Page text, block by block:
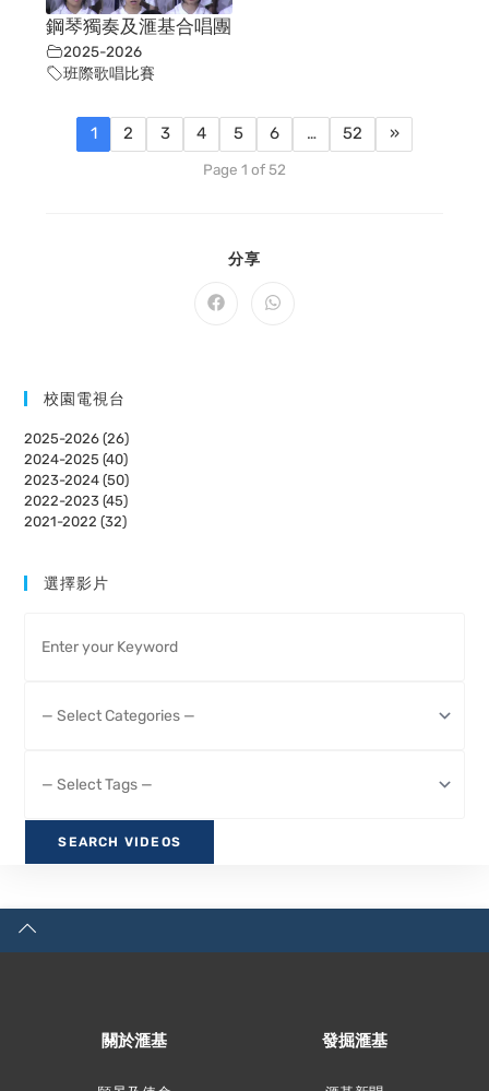
鋼琴獨奏及滙基合唱團
2025-2026
班際歌唱比賽
1 2 3 4 5 6 … 52 »
Page 1 of 52
分享
CONTENT
Opens
Opens
校園電視台
2025-2026 (26)
2024-2025 (40)
2023-2024 (50)
2022-2023 (45)
2021-2022 (32)
選擇影片
關於滙基 發掘滙基